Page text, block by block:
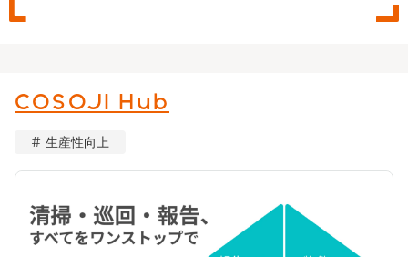
資料ダウンロード
COSOJI Hub
生産性向上